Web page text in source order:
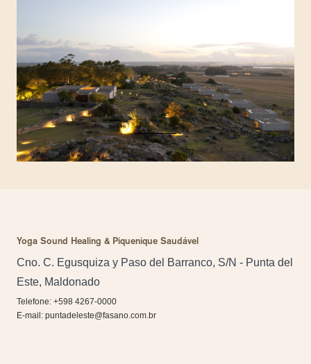
Yoga Sound Healing & Piquenique Saudável
Cno. C. Egusquiza y Paso del Barranco, S/N - Punta del
Este, Maldonado
Telefone: +598 4267-0000
E-mail: puntadeleste@fasano.com.br